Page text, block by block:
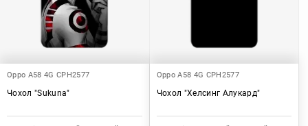
Oppo A58 4G CPH2577
Чохол "Sukuna"
Oppo A58 4G CPH2577
Чохол "Хелсинг Алукард"